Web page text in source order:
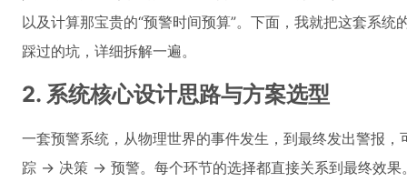
以及计算那宝贵的“预警时间预算”。下面，我就把这套系
踩过的坑，详细拆解一遍。
2. 系统核心设计思路与方案选型
一套预警系统，从物理世界的事件发生，到最终发出警报
踪 → 决策 → 预警。每个环节的选择都直接关系到最终效果